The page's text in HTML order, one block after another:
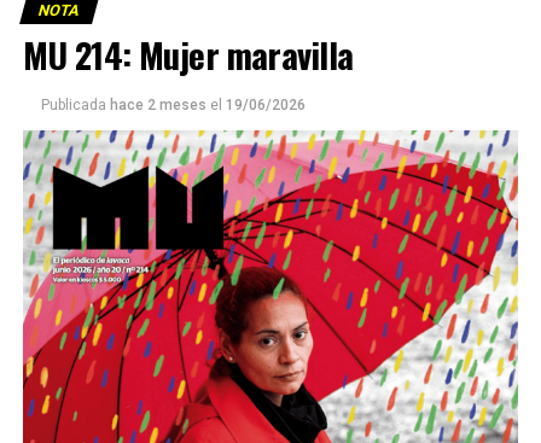
Este número 215 de MU ☝️viene con doble tapa, que
podría ser una frase:
Sin chamuyo, a remarla.
Descargar la Mu en PDF
NOTA
MU 214: Mujer maravilla
Publicada hace 2 meses el 19/06/2026